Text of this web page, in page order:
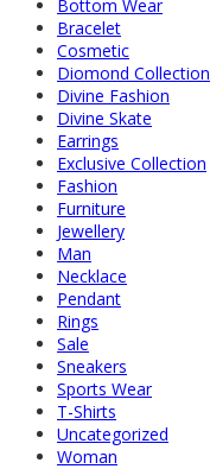
Bottom Wear
Bracelet
Cosmetic
Diomond Collection
Divine Fashion
Divine Skate
Earrings
Exclusive Collection
Fashion
Furniture
Jewellery
Man
Necklace
Pendant
Rings
Sale
Sneakers
Sports Wear
T-Shirts
Uncategorized
Woman